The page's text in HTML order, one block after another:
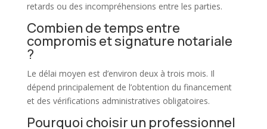
retards ou des incompréhensions entre les parties.
Combien de temps entre
compromis et signature notariale
?
Le délai moyen est d’environ deux à trois mois. Il
dépend principalement de l’obtention du financement
et des vérifications administratives obligatoires.
Pourquoi choisir un professionnel